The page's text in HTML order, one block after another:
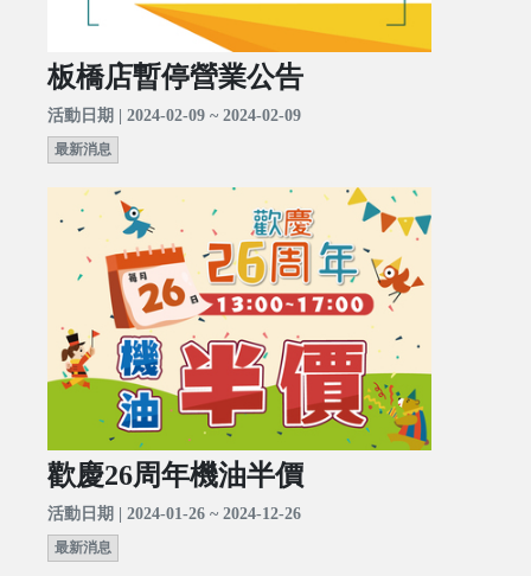
板橋店暫停營業公告
活動日期 | 2024-02-09 ~ 2024-02-09
最新消息
歡慶26周年機油半價
活動日期 | 2024-01-26 ~ 2024-12-26
最新消息